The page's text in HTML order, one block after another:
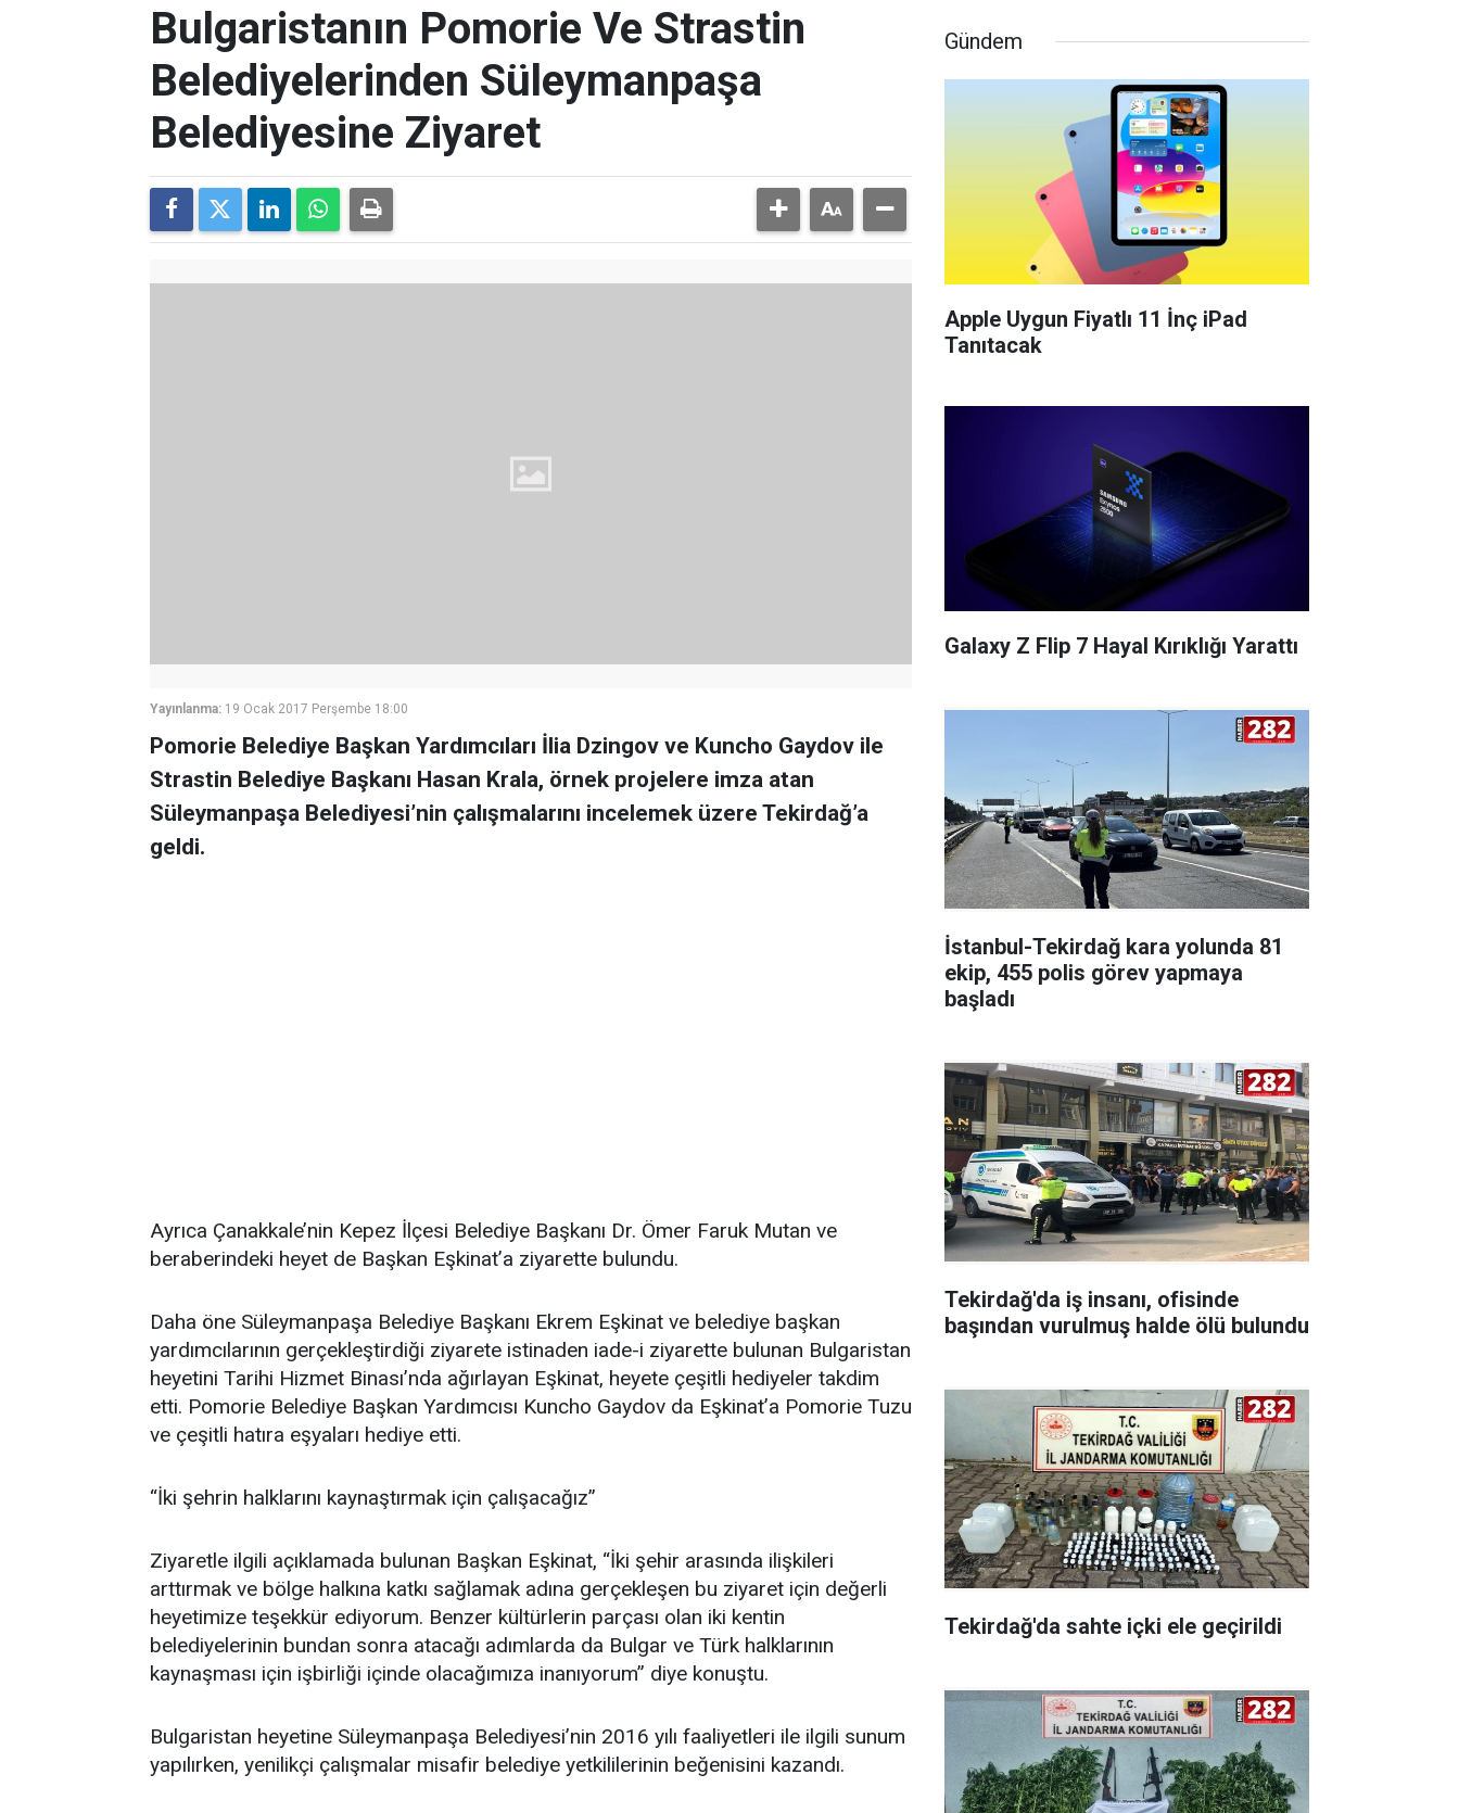
Bulgaristanın Pomorie Ve Strastin
Belediyelerinden Süleymanpaşa
Belediyesine Ziyaret
Yayınlanma: 19 Ocak 2017 Perşembe 18:00
Pomorie Belediye Başkan Yardımcıları İlia Dzingov ve Kuncho Gaydov ile
Strastin Belediye Başkanı Hasan Krala, örnek projelere imza atan
Süleymanpaşa Belediyesi’nin çalışmalarını incelemek üzere Tekirdağ’a
geldi.
Ayrıca Çanakkale’nin Kepez İlçesi Belediye Başkanı Dr. Ömer Faruk Mutan ve
beraberindeki heyet de Başkan Eşkinat’a ziyarette bulundu.
Daha öne Süleymanpaşa Belediye Başkanı Ekrem Eşkinat ve belediye başkan
yardımcılarının gerçekleştirdiği ziyarete istinaden iade-i ziyarette bulunan Bulgaristan
heyetini Tarihi Hizmet Binası’nda ağırlayan Eşkinat, heyete çeşitli hediyeler takdim
etti. Pomorie Belediye Başkan Yardımcısı Kuncho Gaydov da Eşkinat’a Pomorie Tuzu
ve çeşitli hatıra eşyaları hediye etti.
“İki şehrin halklarını kaynaştırmak için çalışacağız”
Ziyaretle ilgili açıklamada bulunan Başkan Eşkinat, “İki şehir arasında ilişkileri
arttırmak ve bölge halkına katkı sağlamak adına gerçekleşen bu ziyaret için değerli
heyetimize teşekkür ediyorum. Benzer kültürlerin parçası olan iki kentin
belediyelerinin bundan sonra atacağı adımlarda da Bulgar ve Türk halklarının
kaynaşması için işbirliği içinde olacağımıza inanıyorum” diye konuştu.
Bulgaristan heyetine Süleymanpaşa Belediyesi’nin 2016 yılı faaliyetleri ile ilgili sunum
yapılırken, yenilikçi çalışmalar misafir belediye yetkililerinin beğenisini kazandı.
Gündem
Apple Uygun Fiyatlı 11 İnç iPad
Tanıtacak
Galaxy Z Flip 7 Hayal Kırıklığı Yarattı
İstanbul-Tekirdağ kara yolunda 81
ekip, 455 polis görev yapmaya
başladı
Tekirdağ'da iş insanı, ofisinde
başından vurulmuş halde ölü bulundu
Tekirdağ'da sahte içki ele geçirildi